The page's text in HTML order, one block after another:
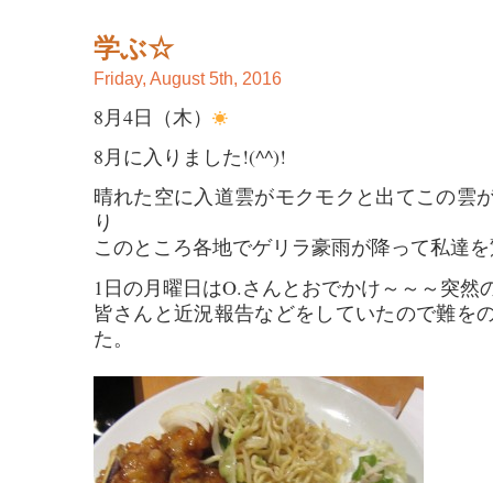
学ぶ☆
Friday, August 5th, 2016
8月4日（木）
8月に入りました!(^^)!
晴れた空に入道雲がモクモクと出てこの雲
り
このところ各地でゲリラ豪雨が降って私達
1日の月曜日はO.さんとおでかけ～～～突然
皆さんと近況報告などをしていたので難を
た。